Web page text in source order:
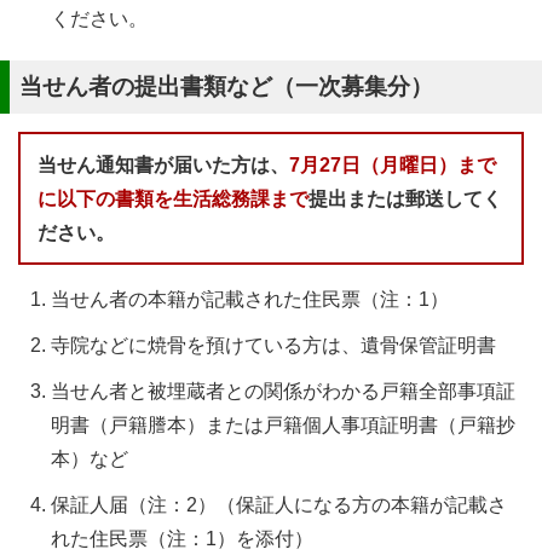
ください。
当せん者の提出書類など（一次募集分）
当せん通知書が届いた方は、 7月27日（月曜日）まで
に以下の書類を生活総務課まで提出または郵送してく
ださい。
当せん者の本籍が記載された住民票（注：1）
寺院などに焼骨を預けている方は、遺骨保管証明書
当せん者と被埋蔵者との関係がわかる戸籍全部事項証
明書（戸籍謄本）または戸籍個人事項証明書（戸籍抄
本）など
保証人届（注：2）（保証人になる方の本籍が記載さ
れた住民票（注：1）を添付）